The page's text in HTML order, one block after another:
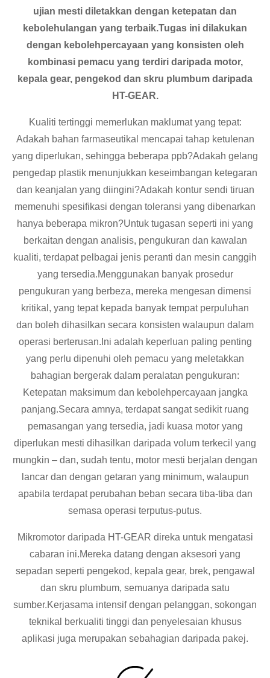
ujian mesti diletakkan dengan ketepatan dan
kebolehulangan yang terbaik.Tugas ini dilakukan
dengan kebolehpercayaan yang konsisten oleh
kombinasi pemacu yang terdiri daripada motor,
kepala gear, pengekod dan skru plumbum daripada
HT-GEAR.
Kualiti tertinggi memerlukan maklumat yang tepat:
Adakah bahan farmaseutikal mencapai tahap ketulenan
yang diperlukan, sehingga beberapa ppb?Adakah gelang
pengedap plastik menunjukkan keseimbangan ketegaran
dan keanjalan yang diingini?Adakah kontur sendi tiruan
memenuhi spesifikasi dengan toleransi yang dibenarkan
hanya beberapa mikron?Untuk tugasan seperti ini yang
berkaitan dengan analisis, pengukuran dan kawalan
kualiti, terdapat pelbagai jenis peranti dan mesin canggih
yang tersedia.Menggunakan banyak prosedur
pengukuran yang berbeza, mereka mengesan dimensi
kritikal, yang tepat kepada banyak tempat perpuluhan
dan boleh dihasilkan secara konsisten walaupun dalam
operasi berterusan.Ini adalah keperluan paling penting
yang perlu dipenuhi oleh pemacu yang meletakkan
bahagian bergerak dalam peralatan pengukuran:
Ketepatan maksimum dan kebolehpercayaan jangka
panjang.Secara amnya, terdapat sangat sedikit ruang
pemasangan yang tersedia, jadi kuasa motor yang
diperlukan mesti dihasilkan daripada volum terkecil yang
mungkin – dan, sudah tentu, motor mesti berjalan dengan
lancar dan dengan getaran yang minimum, walaupun
apabila terdapat perubahan beban secara tiba-tiba dan
semasa operasi terputus-putus.
Mikromotor daripada HT-GEAR direka untuk mengatasi
cabaran ini.Mereka datang dengan aksesori yang
sepadan seperti pengekod, kepala gear, brek, pengawal
dan skru plumbum, semuanya daripada satu
sumber.Kerjasama intensif dengan pelanggan, sokongan
teknikal berkualiti tinggi dan penyelesaian khusus
aplikasi juga merupakan sebahagian daripada pakej.